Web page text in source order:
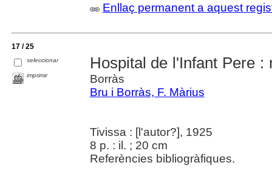
Enllaç permanent a aquest
17 / 25
seleccionar
imprimir
Hospital de l'Infant Pere :
Borràs
Bru i Borràs, F. Màrius
Tivissa : [l'autor?], 1925
8 p. : il. ; 20 cm
Referències bibliogràfiques.